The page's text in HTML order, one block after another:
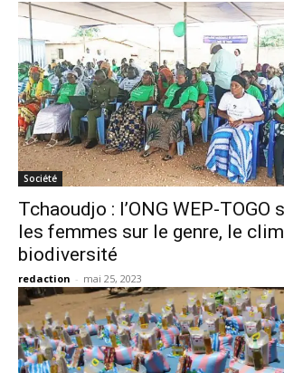
Société
Tchaoudjo : l’ONG WEP-TOGO
les femmes sur le genre, le
biodiversité
redaction - mai 25, 2023